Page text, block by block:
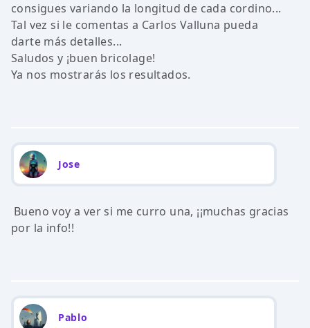
consigues variando la longitud de cada cordino...
Tal vez si le comentas a Carlos Valluna pueda
darte más detalles...
Saludos y ¡buen bricolage!
Ya nos mostrarás los resultados.
Jose
Bueno voy a ver si me curro una, ¡¡muchas gracias
por la info!!
Pablo